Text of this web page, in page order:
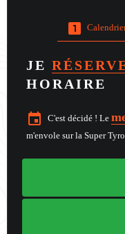
looks_one
JE
HORAIRE
event C'est décidé ! Le
m'envole sur la Super